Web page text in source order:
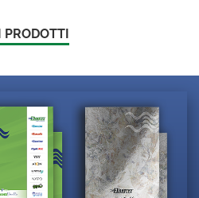
PRODOTTI